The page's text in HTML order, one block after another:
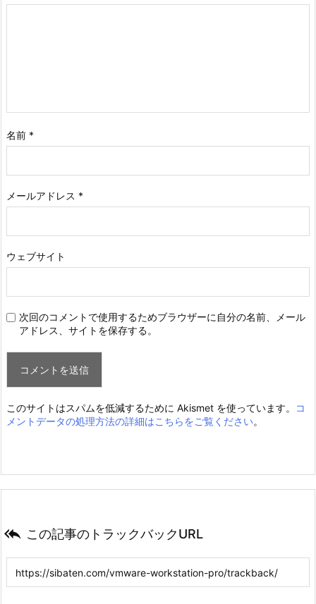
名前 *
メールアドレス *
ウェブサイト
次回のコメントで使用するためブラウザーに自分の名前、メール
アドレス、サイトを保存する。
このサイトはスパムを低減するために Akismet を使っています。
コ
メントデータの処理方法の詳細はこちらをご覧ください。
 この記事のトラックバックURL